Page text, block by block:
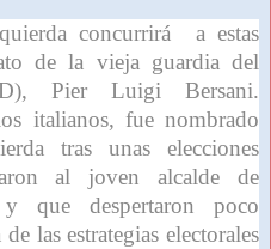
concurrirá a estas
de la vieja guardia del
Pier Luigi Bersani.
italianos, fue nombrado
tras unas elecciones
al joven alcalde de
que despertaron poco
las estrategias electorales